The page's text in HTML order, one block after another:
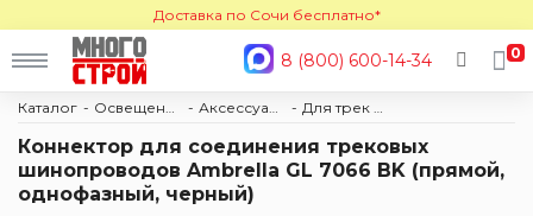
Доставка по Сочи бесплатно*
8 (800) 600-14-34 0
Каталог
Коннектор для соединения трековых
шинопроводов Ambrella GL 7066 BK (прямой,
однофазный, черный)